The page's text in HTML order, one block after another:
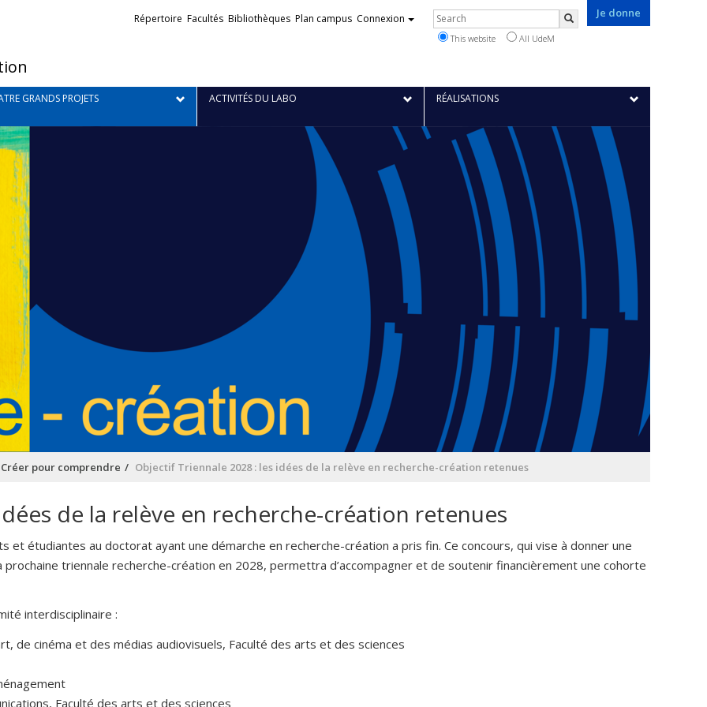
Je donne
Liens
Répertoire Facultés Bibliothèques Plan campus Connexion Rechercher
This website All UdeM
GRANDS PROJETS ACTIVITÉS DU LABO RÉALISATIONS
pour comprendre Objectif Triennale 2028 : les idées de la relève en recherche-création retenues
de la relève en recherche-création retenues
et étudiantes au doctorat ayant une démarche en recherche-création a pris fin. Ce concours, qui vise à donner une
triennale recherche-création en 2028, permettra d’accompagner et de soutenir financièrement une cohorte
interdisciplinaire :
de cinéma et des médias audiovisuels, Faculté des arts et des sciences
Faculté des arts et des sciences